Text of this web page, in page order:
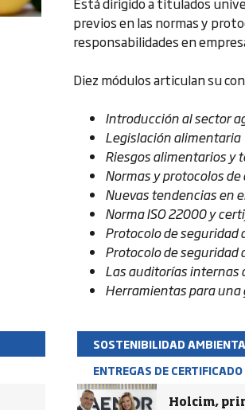
previos en las normas y
responsabilidades en
Diez módulos articulan su
Introducción al sector
Legislación alimentaria
Riesgos alimentarios y
Normas y protocolos
Nuevas tendencias en
Norma ISO 22000 y
Protocolo de seguridad
Protocolo de seguridad
Las auditorías internas
Herramientas para
SOSTENIBILIDAD
ENTREGAS DE CERTIFICADO
Holcim,